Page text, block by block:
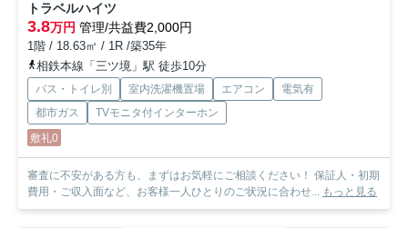
トラベルハイツ
3.8万円 管理/共益費2,000円
1階 / 18.63㎡ / 1R /築35年
相鉄本線「三ツ境」駅 徒歩10分
バス・トイレ別 室内洗濯機置場 エアコン
電気有
都市ガス
TVモニタ付インターホン
敷礼0
審査に不安がある方も、まずはお気軽にご相談ください！ 保証人・初期
費用・ご収入面など、お客様一人ひとりのご状況に合わせ... もっと見る